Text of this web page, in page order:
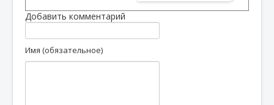
Добавить комментарий
Имя (обязательное)